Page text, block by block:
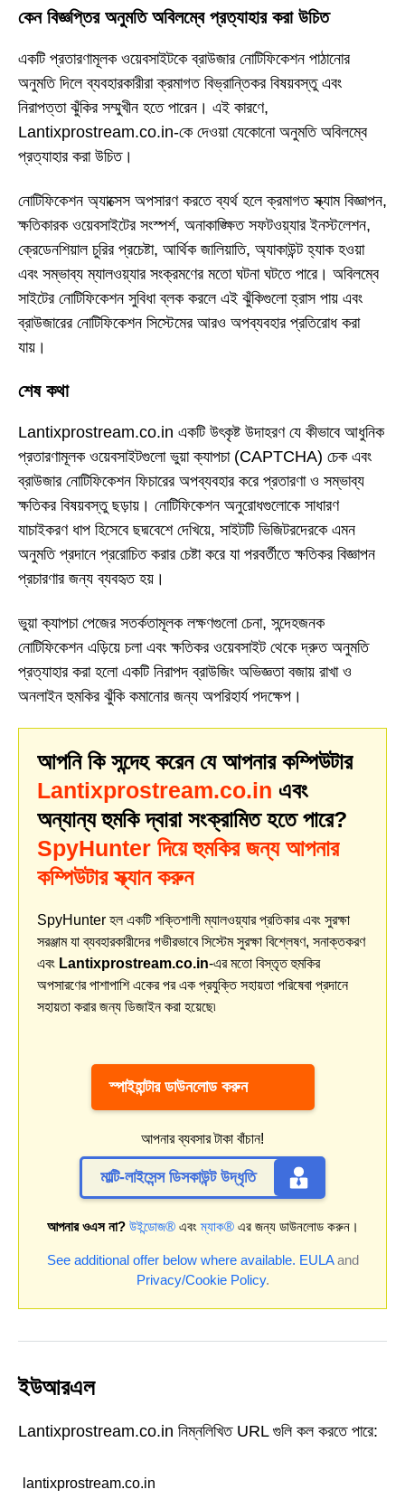
কেন বিজ্ঞপ্তির অনুমতি অবিলম্বে প্রত্যাহার করা উচিত
একটি প্রতারণামূলক ওয়েবসাইটকে ব্রাউজার নোটিফিকেশন পাঠানোর
অনুমতি দিলে ব্যবহারকারীরা ক্রমাগত বিভ্রান্তিকর বিষয়বস্তু এবং
নিরাপত্তা ঝুঁকির সম্মুখীন হতে পারেন। এই কারণে,
Lantixprostream.co.in-কে দেওয়া যেকোনো অনুমতি অবিলম্বে
প্রত্যাহার করা উচিত।
নোটিফিকেশন অ্যাক্সেস অপসারণ করতে ব্যর্থ হলে ক্রমাগত স্ক্যাম বিজ্ঞাপন,
ক্ষতিকারক ওয়েবসাইটের সংস্পর্শ, অনাকাঙ্ক্ষিত সফটওয়্যার ইনস্টলেশন,
ক্রেডেনশিয়াল চুরির প্রচেষ্টা, আর্থিক জালিয়াতি, অ্যাকাউন্ট হ্যাক হওয়া
এবং সম্ভাব্য ম্যালওয়্যার সংক্রমণের মতো ঘটনা ঘটতে পারে। অবিলম্বে
সাইটের নোটিফিকেশন সুবিধা ব্লক করলে এই ঝুঁকিগুলো হ্রাস পায় এবং
ব্রাউজারের নোটিফিকেশন সিস্টেমের আরও অপব্যবহার প্রতিরোধ করা
যায়।
শেষ কথা
Lantixprostream.co.in একটি উৎকৃষ্ট উদাহরণ যে কীভাবে আধুনিক
প্রতারণামূলক ওয়েবসাইটগুলো ভুয়া ক্যাপচা (CAPTCHA) চেক এবং
ব্রাউজার নোটিফিকেশন ফিচারের অপব্যবহার করে প্রতারণা ও সম্ভাব্য
ক্ষতিকর বিষয়বস্তু ছড়ায়। নোটিফিকেশন অনুরোধগুলোকে সাধারণ
যাচাইকরণ ধাপ হিসেবে ছদ্মবেশে দেখিয়ে, সাইটটি ভিজিটরদেরকে এমন
অনুমতি প্রদানে প্ররোচিত করার চেষ্টা করে যা পরবর্তীতে ক্ষতিকর বিজ্ঞাপন
প্রচারণার জন্য ব্যবহৃত হয়।
ভুয়া ক্যাপচা পেজের সতর্কতামূলক লক্ষণগুলো চেনা, সন্দেহজনক
নোটিফিকেশন এড়িয়ে চলা এবং ক্ষতিকর ওয়েবসাইট থেকে দ্রুত অনুমতি
প্রত্যাহার করা হলো একটি নিরাপদ ব্রাউজিং অভিজ্ঞতা বজায় রাখা ও
অনলাইন হুমকির ঝুঁকি কমানোর জন্য অপরিহার্য পদক্ষেপ।
আপনি কি সন্দেহ করেন যে আপনার কম্পিউটার
Lantixprostream.co.in এবং
অন্যান্য হুমকি দ্বারা সংক্রামিত হতে পারে?
SpyHunter দিয়ে হুমকির জন্য আপনার
কম্পিউটার স্ক্যান করুন
SpyHunter হল একটি শক্তিশালী ম্যালওয়্যার প্রতিকার এবং সুরক্ষা
সরঞ্জাম যা ব্যবহারকারীদের গভীরভাবে সিস্টেম সুরক্ষা বিশ্লেষণ, সনাক্তকরণ
এবং Lantixprostream.co.in-এর মতো বিস্তৃত হুমকির
অপসারণের পাশাপাশি একের পর এক প্রযুক্তি সহায়তা পরিষেবা প্রদানে
সহায়তা করার জন্য ডিজাইন করা হয়েছে৷
স্পাইহান্টার ডাউনলোড করুন
আপনার ব্যবসার টাকা বাঁচান!
মাল্টি-লাইসেন্স ডিসকাউন্ট উদ্ধৃতি
আপনার ওএস না? উইন্ডোজ®এবংম্যাক®এর জন্য ডাউনলোড করুন।
See additional offer below where available. EULAand
Privacy/Cookie Policy.
ইউআরএল
Lantixprostream.co.in নিম্নলিখিত URL গুলি কল করতে পারে:
lantixprostream.co.in